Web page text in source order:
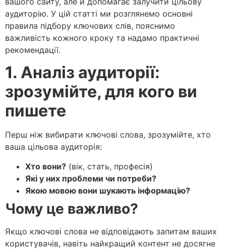
аудиторію. У цій статті ми розглянемо основні
правила підбору ключових слів, пояснимо
важливість кожного кроку та надамо практичні
рекомендації.
1. Аналіз аудиторії:
зрозумійте, для кого ви
пишете
Перш ніж вибирати ключові слова, зрозумійте, хто
ваша цільова аудиторія:
Хто вони? (вік, стать, професія)
Які у них проблеми чи потреби?
Якою мовою вони шукають інформацію?
Чому це важливо?
Якщо ключові слова не відповідають запитам ваших
користувачів, навіть найкращий контент не досягне